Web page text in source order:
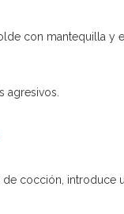
con mantequilla y
agresivos.
cocción, introduce